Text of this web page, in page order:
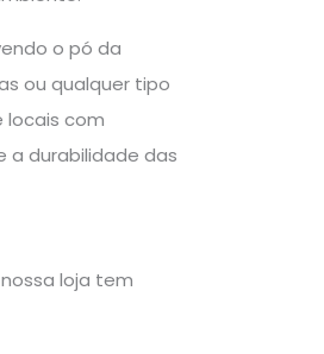
o pó da
ou qualquer tipo
locais com
a durabilidade das
loja tem